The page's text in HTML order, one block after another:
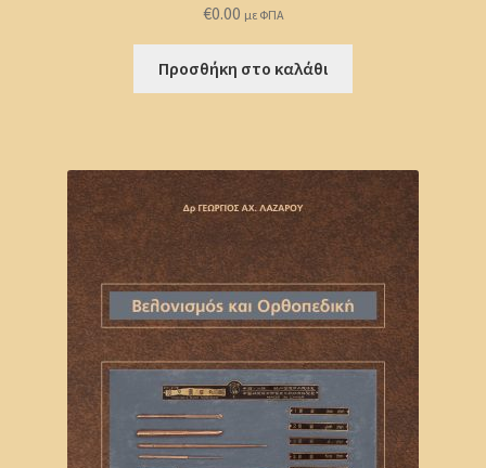
€0.00 με ΦΠΑ
Προσθήκη στο καλάθι